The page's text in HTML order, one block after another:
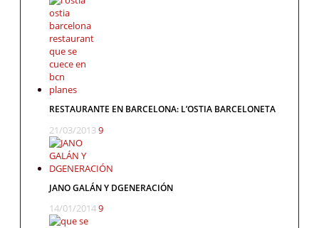
RESTAURANTE EN BARCELONA: L’OSTIA BARCELONETA
21/03/20139
JANO GALÁN Y DGENERACIÓN
14/01/20149